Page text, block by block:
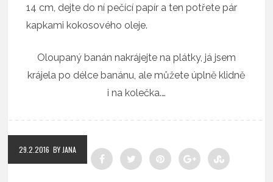
14 cm, dejte do ní pečící papír a ten potřete pár
kapkami kokosového oleje.
Oloupaný banán nakrájejte na plátky, já jsem
krájela po délce banánu, ale můžete úplně klidně
i na kolečka.…
29.2.2016 BY JANA